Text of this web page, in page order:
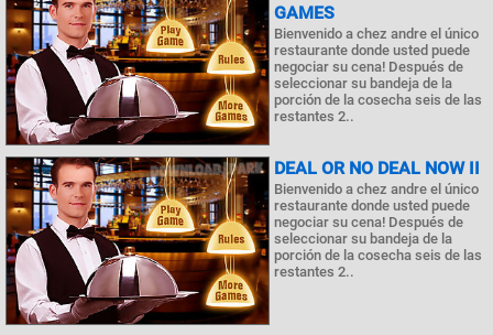
GAMES
Bienvenido a chez andre el único
restaurante donde usted puede
negociar su cena! Después de
seleccionar su bandeja de la
porción de la cosecha seis de las
restantes 2..
DEAL OR NO DEAL NOW II
Bienvenido a chez andre el único
restaurante donde usted puede
negociar su cena! Después de
seleccionar su bandeja de la
porción de la cosecha seis de las
restantes 2..